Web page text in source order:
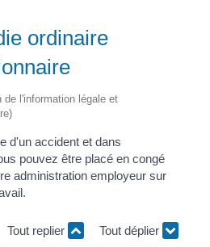
ordinaire
de l'information légale et
d'un accident et dans
pouvez être placé en congé
administration employeur sur
Tout replier Tout déplier